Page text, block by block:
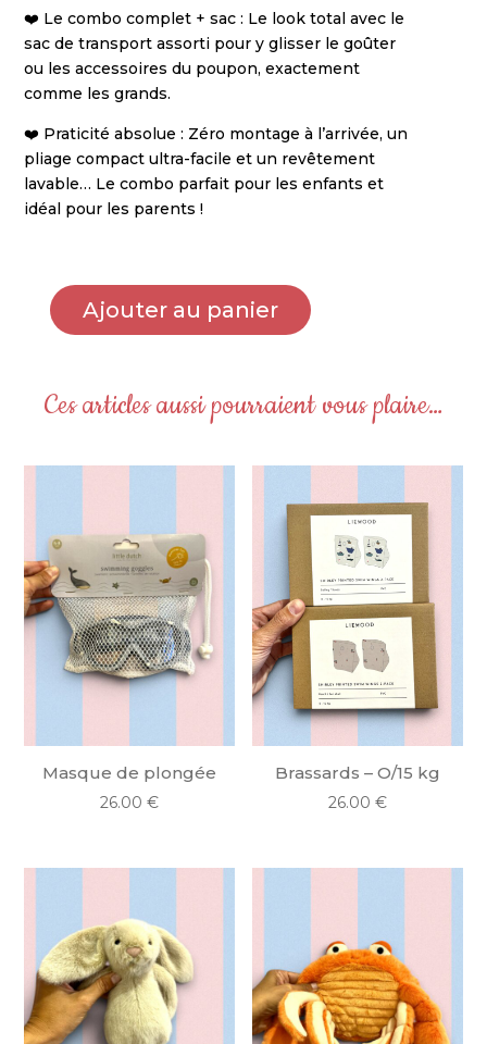
❤️ Le combo complet + sac : Le look total avec le
sac de transport assorti pour y glisser le goûter
ou les accessoires du poupon, exactement
comme les grands.
❤️ Praticité absolue : Zéro montage à l’arrivée, un
pliage compact ultra-facile et un revêtement
lavable… Le combo parfait pour les enfants et
idéal pour les parents !
quantité
Cerise
Ajouter au panier
Ces articles aussi pourraient vous plaire…
Masque de plongée
26.00€
Brassards – O/15 kg
26.00 €